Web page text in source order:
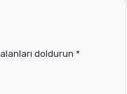
doldurun *